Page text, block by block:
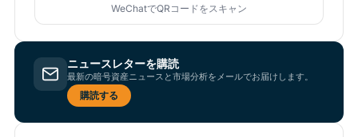
WeChatでQRコードをスキャン
ニュースレターを購読
最新の暗号資産ニュースと市場分析をメールでお届けします。
購読する